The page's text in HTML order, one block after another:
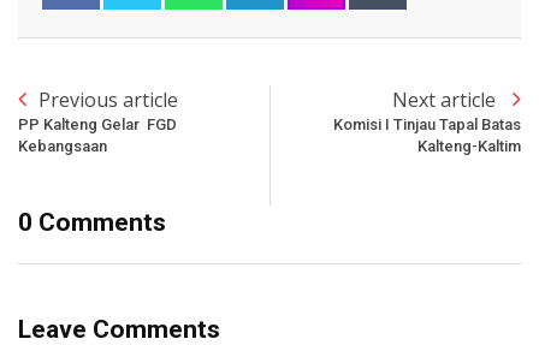
Previous article
PP Kalteng Gelar FGD
Kebangsaan
Next article
Komisi I Tinjau Tapal Batas
Kalteng-Kaltim
0 Comments
Leave Comments